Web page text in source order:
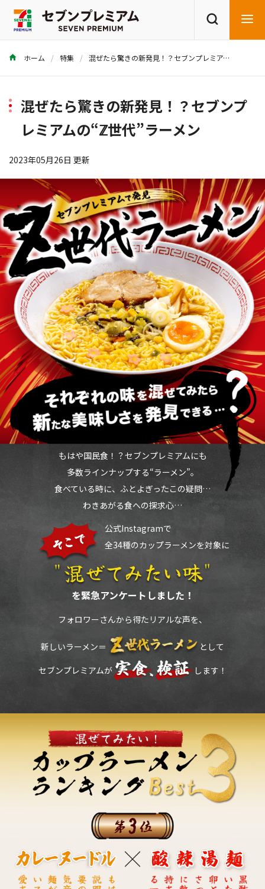
商品を探す レシピを探す
ホーム 特集 混ぜたら驚きの新発見！？セブンプレミアムの“ℤ世代”ラーメン
混ぜたら驚きの新発見！？セブンプ
レミアムの“ℤ世代”ラーメン
2023年05月26日 更新
もはや国民食！？セブンプレミアムにも
多数ラインナップする“ラーメン”。
食べている時に、ふとよぎったこの疑問…
わきあがる食への探求心…
公式Instagramで
全34種のカップラーメンを対象に
を緊急アンケートしました！
フォロワーさんから得たリアルな声を、
新しいラーメン＝
として
セブンプレミアムが
します！